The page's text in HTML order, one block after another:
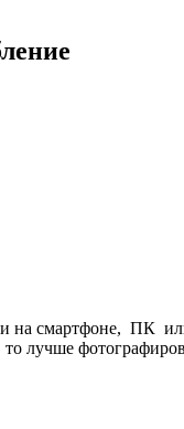
на смартфоне,
лучше